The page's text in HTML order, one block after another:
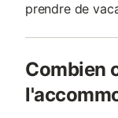
prendre de
Combien